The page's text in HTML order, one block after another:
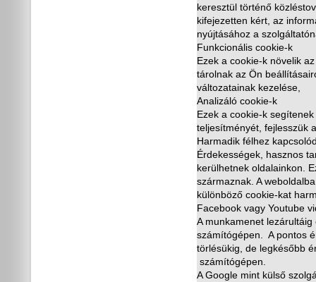
keresztül történő
kifejezetten kért, az
nyújtásához a
Funkcionális cookie-k
Ezek a cookie-k növelik
tárolnak az Ön
változatainak kezelése,
Analizáló cookie-k
Ezek a cookie-k
teljesítményét, fejlesszük
Harmadik félhez
Érdekességek, hasznos
kerülhetnek oldalainkon.
származnak. A
különböző cookie-kat
Facebook vagy Youtube
A munkamenet
számítógépen. A pontos
törlésükig, de legkésőbb
számítógépen.
A Google mint külső